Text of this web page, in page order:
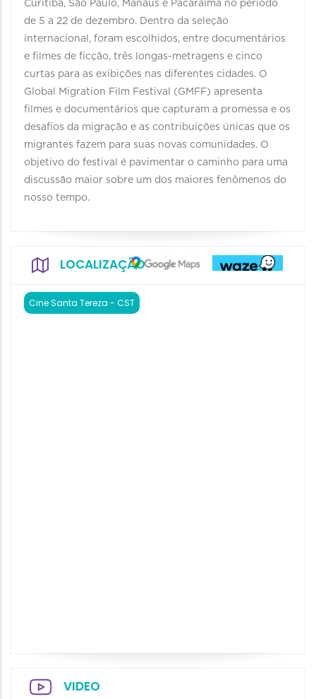
Curitiba, São Paulo, Manaus e Pacaraima no período
de 5 a 22 de dezembro. Dentro da seleção
internacional, foram escolhidos, entre documentários
e filmes de ficção, três longas-metragens e cinco
curtas para as exibições nas diferentes cidades. O
Global Migration Film Festival (GMFF) apresenta
filmes e documentários que capturam a promessa e os
desafios da migração e as contribuições únicas que os
migrantes fazem para suas novas comunidades. O
objetivo do festival é pavimentar o caminho para uma
discussão maior sobre um dos maiores fenômenos do
nosso tempo.
LOCALIZAÇÃO
Cine Santa Tereza - CST
VIDEO